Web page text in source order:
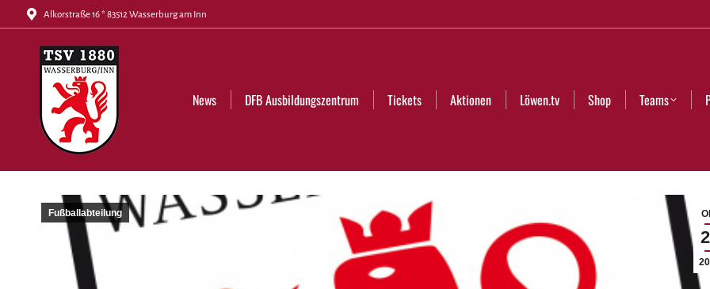
Alkorstraße 16 * 83512 Wasserburg am Inn
News DFB Ausbildungszentrum Tickets Aktionen Löwen.tv Shop Teams
Fußballabteilung
News DFB Ausbildungszentrum Tickets Aktionen Löwen.tv Shop Teams Partner Club